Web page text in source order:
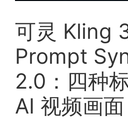
可灵 Kling
Prompt
2.0：四种
AI 视频画面